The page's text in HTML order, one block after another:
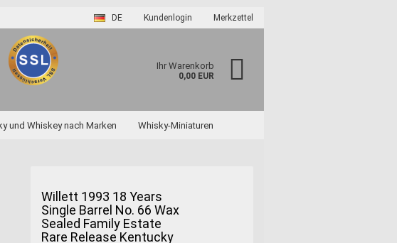
DE Kundenlogin
Konto erstellen
Passwort vergessen?
Merkzettel
Ihr Warenkorb
0,00 EUR
und Whiskey nach Marken Whisky-Miniaturen
Willett 1993 18 Years
Single Barrel No. 66 Wax
Sealed Family Estate
Rare Release Kentucky